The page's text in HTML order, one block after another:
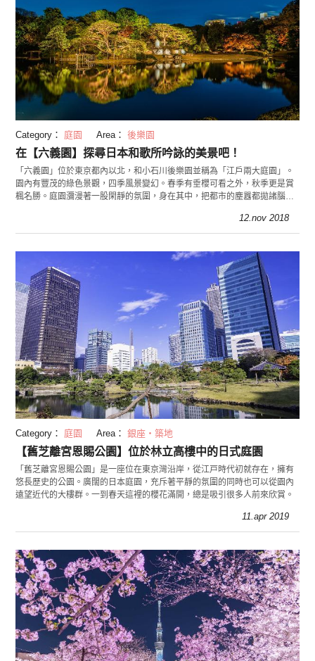
Category： 庭園 Area： 後樂園
在【六義園】探尋日本和歌所吟詠的美景吧！
「六義園」位於東京都內以北，和小石川後樂園並稱為「江戶兩大庭園」。
園內有豐茂的綠色景觀，四季風景變幻。春季有垂櫻可看之外，秋季更是賞
楓名勝。庭園瀰漫著一股閑靜的氛圍，身在其中，把都市的塵囂都拋諸腦
12.nov 2018
Category： 庭園 Area： 銀座・築地
【舊芝離宮恩賜公園】位於林立高樓中的日式庭園
「舊芝離宮恩賜公園」是一座位在東京灣沿岸，從江戸時代初就存在，擁有
悠長歷史的公園。廣闊的日本庭園，充斥著平靜的氛圍的同時也可以從園內
遠望近代的大樓群。一到春天這裡的櫻花滿開，總是吸引很多人前來欣賞。
11.apr 2019